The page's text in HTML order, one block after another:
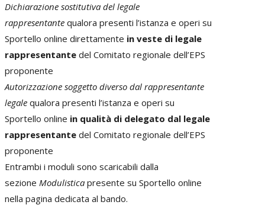
Dichiarazione sostitutiva del legale
rappresentante qualora presenti l’istanza e operi su
Sportello online direttamente in veste di legale
rappresentante del Comitato regionale dell’EPS
proponente
Autorizzazione soggetto diverso dal rappresentante
legale qualora presenti l’istanza e operi su
Sportello online in qualità di delegato dal legale
rappresentante del Comitato regionale dell’EPS
proponente
Entrambi i moduli sono scaricabili dalla
sezione Modulistica presente su Sportello online
nella pagina dedicata al bando.